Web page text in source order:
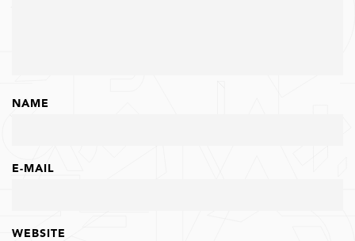
NAME
E-MAIL
WEBSITE